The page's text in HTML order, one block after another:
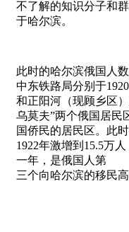
不了解的知识分子和
于哈尔滨。
此时的哈尔滨俄国人
中东铁路局分别于
和正阳河（现顾乡区
乌莫夫”两个俄国居民
国侨民的居民区。此
1922年激增到15.5万
一年，是俄国人第
三个向哈尔滨的移民高